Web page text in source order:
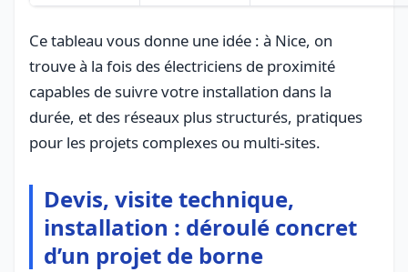
Ce tableau vous donne une idée : à Nice, on
trouve à la fois des électriciens de proximité
capables de suivre votre installation dans la
durée, et des réseaux plus structurés, pratiques
pour les projets complexes ou multi-sites.
Devis, visite technique,
installation : déroulé concret
d’un projet de borne